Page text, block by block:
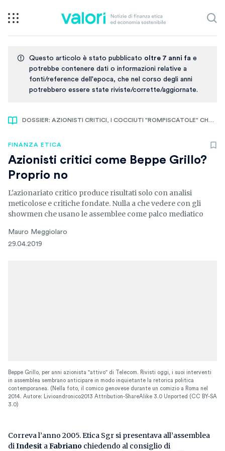
Questo articolo è stato pubblicato oltre 7 anni fa e
potrebbe contenere dati o informazioni relative a
fonti/reference dell'epoca, che nel corso degli anni
potrebbero essere state riviste/corrette/aggiornate.
DOSSIER: AZIONISTI CRITICI, I COCCIUTI "ROMPISCATOLE" CHE MIGLIORANO L'ETICA DELLE AZIENDE
FINANZA ETICA
Azionisti critici come Beppe Grillo?
Proprio no
L'azionariato critico produce risultati solo con analisi
meticolose e critiche fondate. Nulla a che vedere con gli
showmen che usano le assemblee come palco mediatico
Mauro Meggiolaro
29.04.2019
Beppe Grillo, per anni azionista "attivo" di Telecom. Rivisti oggi, i suoi interventi
in assemblea sembrano anticipare in modo inquietante la retorica politica
contemporanea. (Nella foto, il comico genovese durante un comizio a Roma nel
2014. Autore: Livioandronico2013 Attribution-ShareAlike 3.0 Unported (CC BY-SA
3.0)
Correva l’anno 2005. Etica Sgr si presentava all’assemblea
diIndesit aFabriano chiedendo al consiglio di